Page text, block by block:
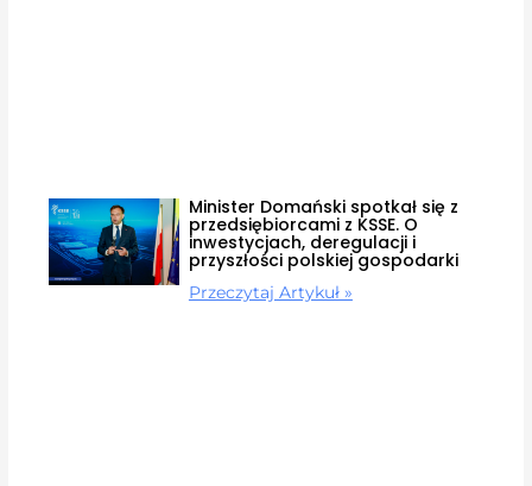
Minister Domański spotkał się z
przedsiębiorcami z KSSE. O
inwestycjach, deregulacji i
przyszłości polskiej gospodarki
Przeczytaj Artykuł »